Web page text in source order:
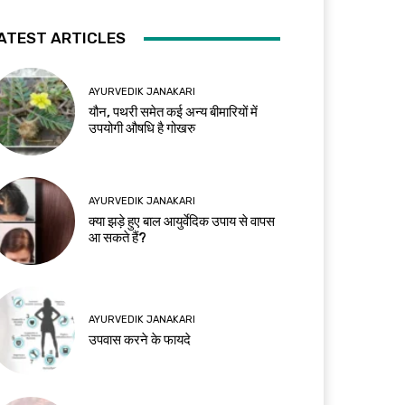
ARTICLES
AYURVEDIK JANAKARI
यौन, पथरी समेत कई अन्य बीमारियों में
उपयोगी औषधि है गोखरु
AYURVEDIK JANAKARI
क्या झड़े हुए बाल आयुर्वेदिक उपाय से वापस
आ सकते हैं?
AYURVEDIK JANAKARI
उपवास करने के फायदे